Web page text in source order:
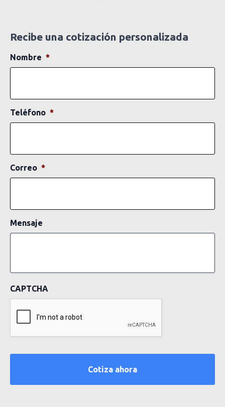
Recibe una cotización personalizada
Nombre *
Teléfono *
Correo *
Mensaje
CAPTCHA